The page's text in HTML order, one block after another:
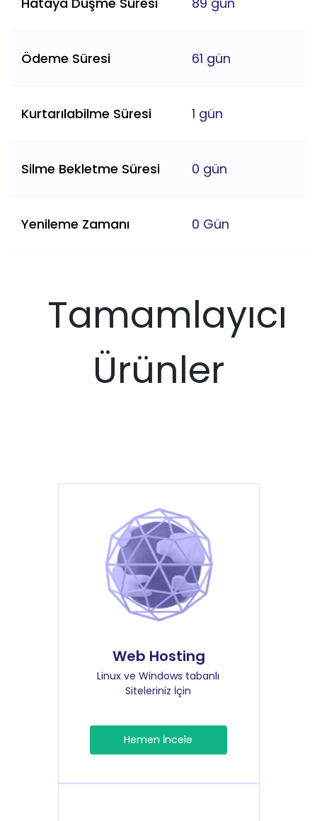
Ödeme Süresi 61 gün
Kurtarılabilme Süresi 1 gün
Silme Bekletme Süresi 0 gün
Yenileme Zamanı 0 Gün
Tamamlayıcı
Ürünler
Web Hosting
Linux ve Windows tabanlı
Siteleriniz İçin
Hemen İncele